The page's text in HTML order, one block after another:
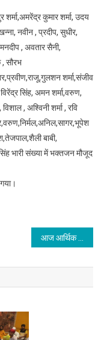
कुमार शर्मा, उदय
नवीन , प्रदीप, सुधीर,
, अवतार सैनी,
, सौरभ
शर्मा,संजीव
सिंह, अमन शर्मा,वरुण,
, अश्विनी शर्मा , रवि
बाबी,
भारी संख्या में भक्तजन मौजूद